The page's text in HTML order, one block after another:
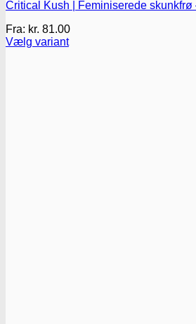
Critical Kush | Feminiserede skunkfrø
Fra: kr. 81.00
Vælg variant